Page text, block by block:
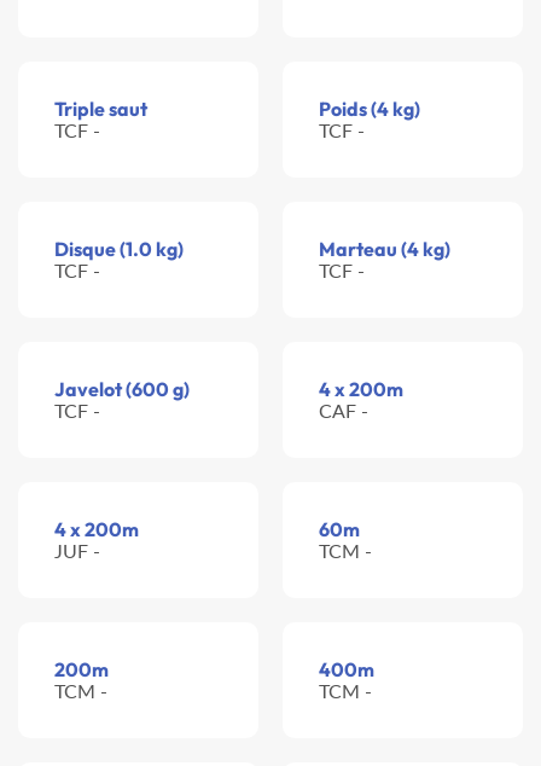
Triple saut
TCF -
Poids (4 kg)
TCF -
Disque (1.0 kg)
TCF -
Marteau (4 kg)
TCF -
Javelot (600 g)
TCF -
4 x 200m
CAF -
4 x 200m
JUF -
60m
TCM -
200m
TCM -
400m
TCM -